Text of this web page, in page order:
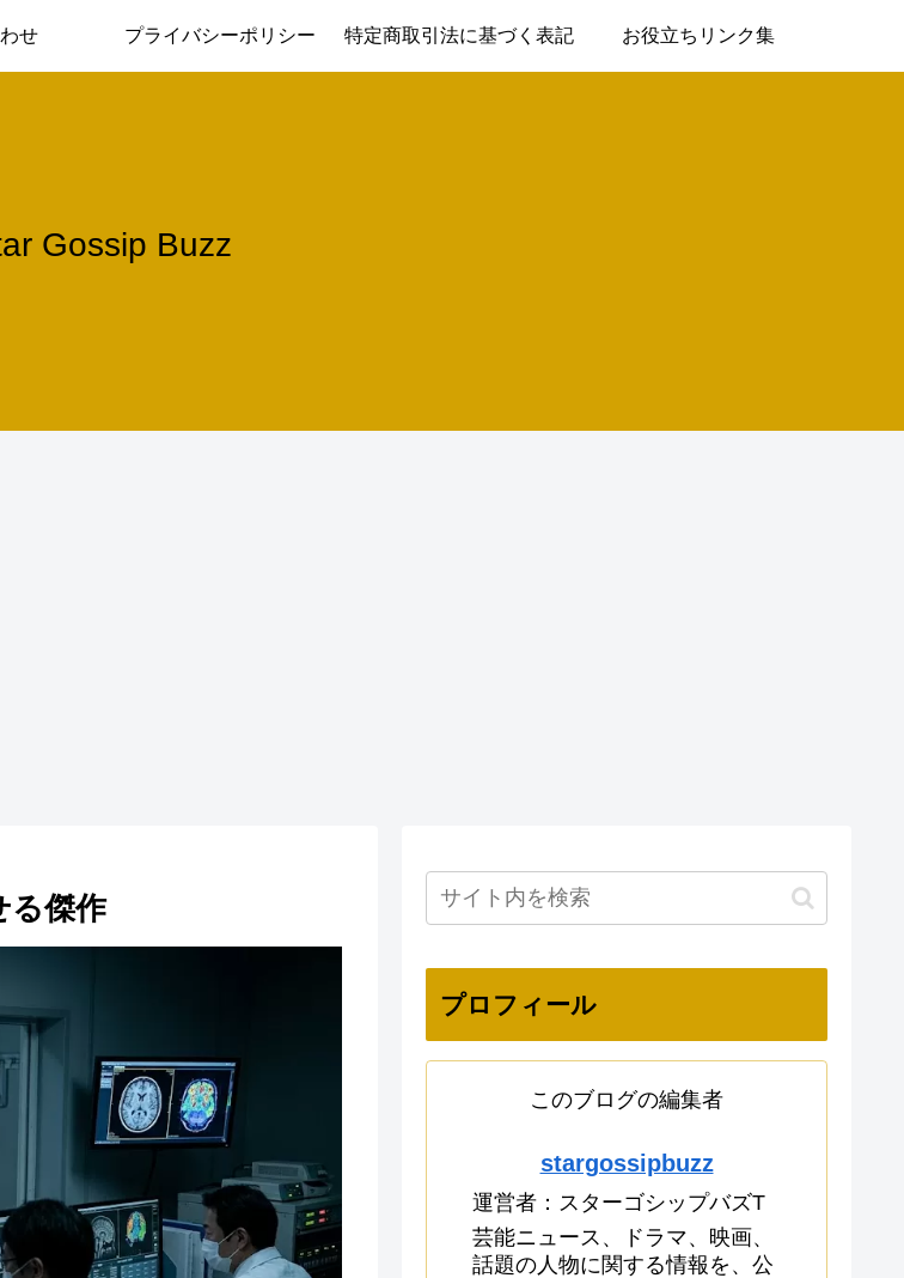
Gossip Buzz
せ プライバシーポリシー 特定商取引法に基づく表記 お役立ちリンク集
る傑作
プロフィール
このブログの編集者
stargossipbuzz
運営者：スターゴシップバズT
芸能ニュース、ドラマ、映画、
話題の人物に関する情報を、公